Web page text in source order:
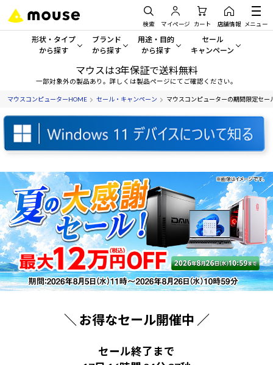
検索 マイページ カート 店舗情報 メニュー
形状・タイプ
から探す
形状・タイプから探す をすべてみる
デスクトップPC
ノートPC
サーバー
ワークステーション
ディスプレイ
Windows 11|Copilot+ PC
ブランド
から探す
mouse
G TUNE
NEXTGEAR
MousePro
iiyama
Windows 11|Copilot+ PC
用途・目的
から探す
一般向けパソコン
ゲーミングPC・ゲーム向けパソコン
クリエイティブ向け
学習向けパソコン
スペック/パーツ別
AIおすすめパソコン
Windows 11|Copilot+ PC
セール
キャンペーン
セール・キャンペー
期間限定セール
アウトレットパソコン
おすすめ目玉パソコン
今イチオシのパソコンをピ
Windows 11|Copilot+ PC
マウスは3年保証で送料無料
一部対象外の製品あり。詳しくは製品ページにてご確認ください。
マウスコンピューターHOME セール・キャンペーン マウスコンピューターの期間限定セー
＼ お得なセール開催中 ／
セール終了まで